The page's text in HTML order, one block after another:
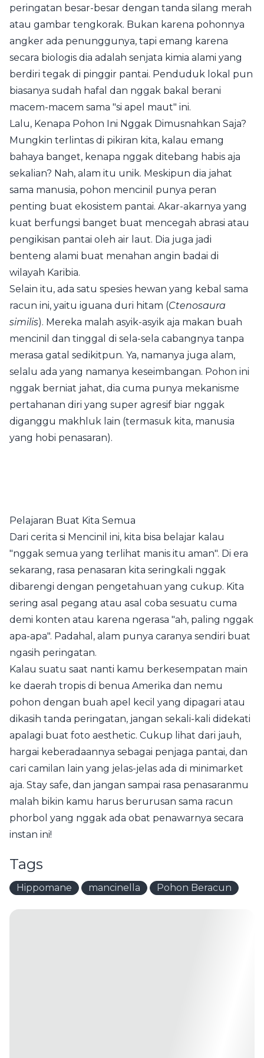
peringatan besar-besar dengan tanda silang merah
atau gambar tengkorak. Bukan karena pohonnya
angker ada penunggunya, tapi emang karena
secara biologis dia adalah senjata kimia alami yang
berdiri tegak di pinggir pantai. Penduduk lokal pun
biasanya sudah hafal dan nggak bakal berani
macem-macem sama "si apel maut" ini.
Lalu, Kenapa Pohon Ini Nggak Dimusnahkan Saja?
Mungkin terlintas di pikiran kita, kalau emang
bahaya banget, kenapa nggak ditebang habis aja
sekalian? Nah, alam itu unik. Meskipun dia jahat
sama manusia, pohon mencinil punya peran
penting buat ekosistem pantai. Akar-akarnya yang
kuat berfungsi banget buat mencegah abrasi atau
pengikisan pantai oleh air laut. Dia juga jadi
benteng alami buat menahan angin badai di
wilayah Karibia.
Selain itu, ada satu spesies hewan yang kebal sama
racun ini, yaitu iguana duri hitam (Ctenosaura
similis). Mereka malah asyik-asyik aja makan buah
mencinil dan tinggal di sela-sela cabangnya tanpa
merasa gatal sedikitpun. Ya, namanya juga alam,
selalu ada yang namanya keseimbangan. Pohon ini
nggak berniat jahat, dia cuma punya mekanisme
pertahanan diri yang super agresif biar nggak
diganggu makhluk lain (termasuk kita, manusia
yang hobi penasaran).
Pelajaran Buat Kita Semua
Dari cerita si Mencinil ini, kita bisa belajar kalau
"nggak semua yang terlihat manis itu aman". Di era
sekarang, rasa penasaran kita seringkali nggak
dibarengi dengan pengetahuan yang cukup. Kita
sering asal pegang atau asal coba sesuatu cuma
demi konten atau karena ngerasa "ah, paling nggak
apa-apa". Padahal, alam punya caranya sendiri buat
ngasih peringatan.
Kalau suatu saat nanti kamu berkesempatan main
ke daerah tropis di benua Amerika dan nemu
pohon dengan buah apel kecil yang dipagari atau
dikasih tanda peringatan, jangan sekali-kali didekati
apalagi buat foto aesthetic. Cukup lihat dari jauh,
hargai keberadaannya sebagai penjaga pantai, dan
cari camilan lain yang jelas-jelas ada di minimarket
aja. Stay safe, dan jangan sampai rasa penasaranmu
malah bikin kamu harus berurusan sama racun
phorbol yang nggak ada obat penawarnya secara
instan ini!
Tags
Hippomane mancinella Pohon Beracun